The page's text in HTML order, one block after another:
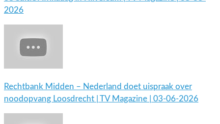
2026
Rechtbank Midden – Nederland doet uispraak over
noodopvang Loosdrecht | TV Magazine | 03-06-2026